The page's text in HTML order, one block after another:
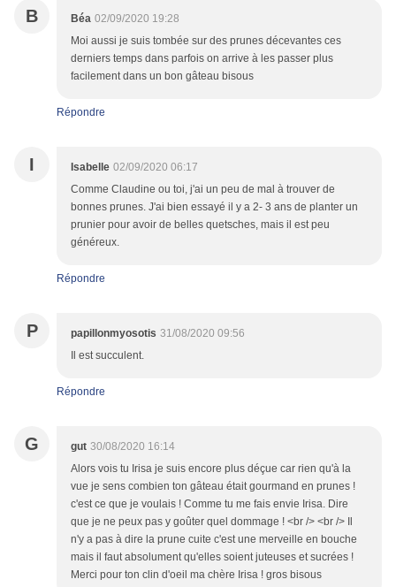
B Béa 02/09/2020 19:28
Moi aussi je suis tombée sur des prunes décevantes ces
derniers temps dans parfois on arrive à les passer plus
facilement dans un bon gâteau bisous
Répondre
I Isabelle 02/09/2020 06:17
Comme Claudine ou toi, j'ai un peu de mal à trouver de
bonnes prunes. J'ai bien essayé il y a 2- 3 ans de planter un
prunier pour avoir de belles quetsches, mais il est peu
généreux.
Répondre
P papillonmyosotis 31/08/2020 09:56
Il est succulent.
Répondre
G gut 30/08/2020 16:14
Alors vois tu Irisa je suis encore plus déçue car rien qu'à la
vue je sens combien ton gâteau était gourmand en prunes !
c'est ce que je voulais ! Comme tu me fais envie Irisa. Dire
que je ne peux pas y goûter quel dommage ! <br /> <br /> Il
n'y a pas à dire la prune cuite c'est une merveille en bouche
mais il faut absolument qu'elles soient juteuses et sucrées !
Merci pour ton clin d'oeil ma chère Irisa ! gros bisous